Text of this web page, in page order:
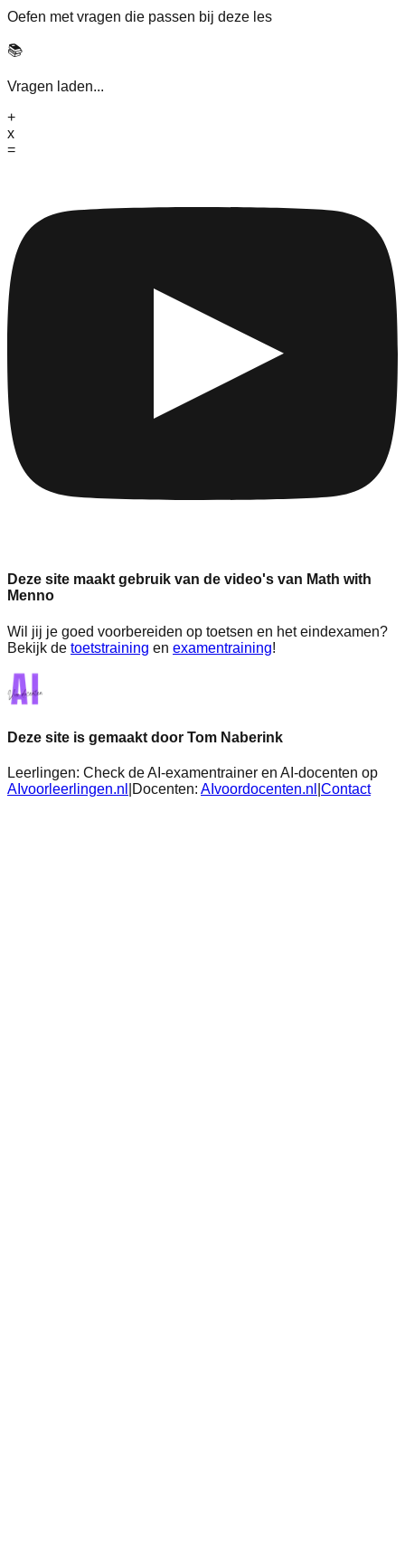
Oefen met vragen die passen bij deze les
📚
Vragen laden...
+
x
=
Deze site maakt gebruik van de video's van Math with
Menno
Wil jij je goed voorbereiden op toetsen en het eindexamen?
Bekijk de toetstraining en examentraining!
Deze site is gemaakt door Tom Naberink
Leerlingen: Check de AI-examentrainer en AI-docenten op
AIvoorleerlingen.nl
Docenten: AIvoordocenten.nl Contact